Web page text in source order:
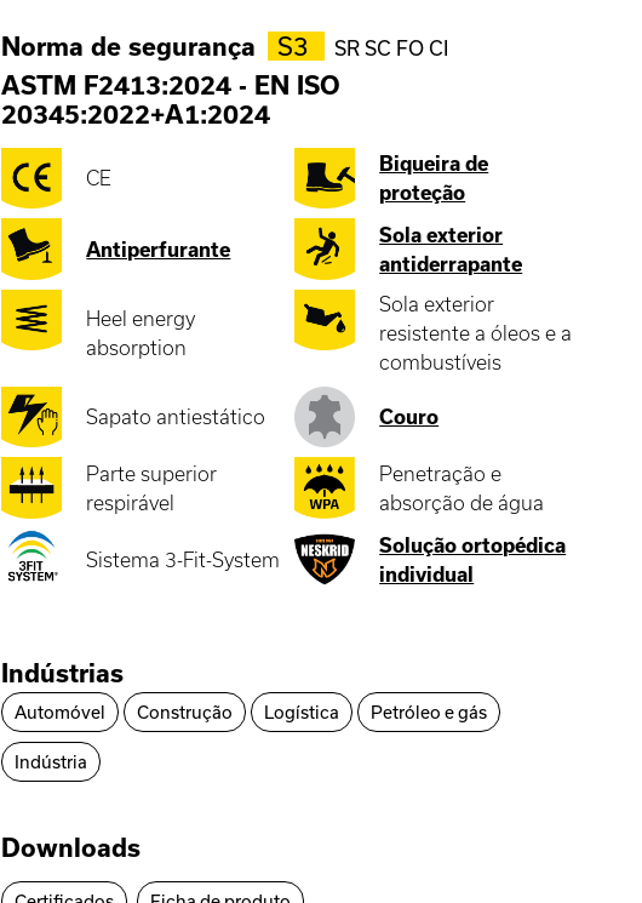
Norma de segurança S3 SR SC FO CI
ASTM F2413:2024 - EN ISO
20345:2022+A1:2024
CE
Biqueira de
proteção
Antiperfurante
Sola exterior
antiderrapante
Heel energy
absorption
Sola exterior
resistente a óleos e a
combustíveis
Sapato antiestático Couro
Parte superior
respirável
Penetração e
absorção de água
Sistema 3-Fit-System
Solução ortopédica
individual
Indústrias
Automóvel Construção Logística Petróleo e gás
Indústria
Downloads